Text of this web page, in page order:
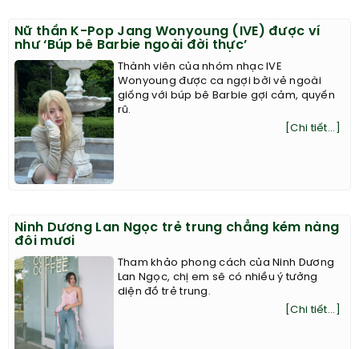
Nữ thần K-Pop Jang Wonyoung (IVE) được ví
như ‘Búp bê Barbie ngoài đời thực’
Thành viên của nhóm nhạc IVE
Wonyoung được ca ngợi bởi vẻ ngoài
giống với búp bê Barbie gợi cảm, quyến
rũ.
[Chi tiết...]
Ninh Dương Lan Ngọc trẻ trung chẳng kém nàng
đôi mươi
Tham khảo phong cách của Ninh Dương
Lan Ngọc, chị em sẽ có nhiều ý tưởng
diện đồ trẻ trung.
[Chi tiết...]